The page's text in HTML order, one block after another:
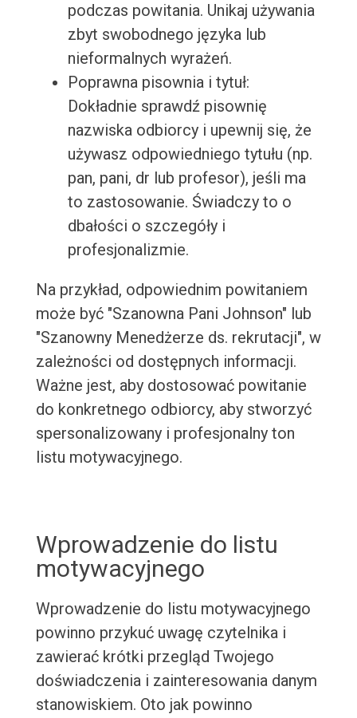
podczas powitania. Unikaj używania
zbyt swobodnego języka lub
nieformalnych wyrażeń.
Poprawna pisownia i tytuł:
Dokładnie sprawdź pisownię
nazwiska odbiorcy i upewnij się, że
używasz odpowiedniego tytułu (np.
pan, pani, dr lub profesor), jeśli ma
to zastosowanie. Świadczy to o
dbałości o szczegóły i
profesjonalizmie.
Na przykład, odpowiednim powitaniem
może być "Szanowna Pani Johnson" lub
"Szanowny Menedżerze ds. rekrutacji", w
zależności od dostępnych informacji.
Ważne jest, aby dostosować powitanie
do konkretnego odbiorcy, aby stworzyć
spersonalizowany i profesjonalny ton
listu motywacyjnego.
Wprowadzenie do listu
motywacyjnego
Wprowadzenie do listu motywacyjnego
powinno przykuć uwagę czytelnika i
zawierać krótki przegląd Twojego
doświadczenia i zainteresowania danym
stanowiskiem. Oto jak powinno